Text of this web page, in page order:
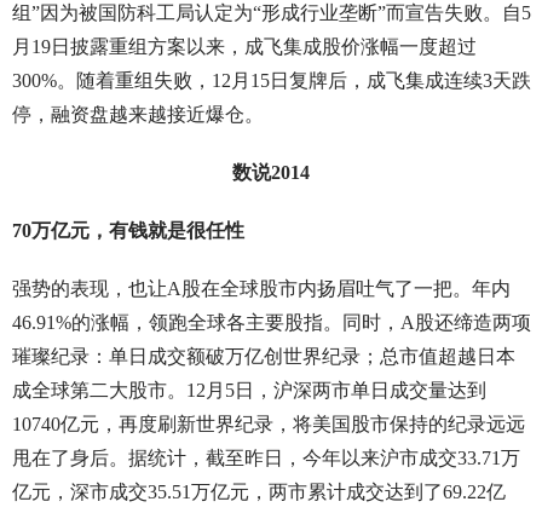
组”因为被国防科工局认定为“形成行业垄断”而宣告失败。自5
月19日披露重组方案以来，成飞集成股价涨幅一度超过
300%。随着重组失败，12月15日复牌后，成飞集成连续3天跌
停，融资盘越来越接近爆仓。
数说2014
70万亿元，有钱就是很任性
强势的表现，也让A股在全球股市内扬眉吐气了一把。年内
46.91%的涨幅，领跑全球各主要股指。同时，A股还缔造两项
璀璨纪录：单日成交额破万亿创世界纪录；总市值超越日本
成全球第二大股市。12月5日，沪深两市单日成交量达到
10740亿元，再度刷新世界纪录，将美国股市保持的纪录远远
甩在了身后。据统计，截至昨日，今年以来沪市成交33.71万
亿元，深市成交35.51万亿元，两市累计成交达到了69.22亿